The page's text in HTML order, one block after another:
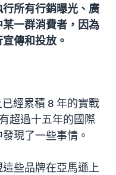
所有行銷曝光、廣
一群消費者，因為
傳和投放。
經累積 8 年的實戰
超過十五年的國際
現了一些事情。
些品牌在亞馬遜上